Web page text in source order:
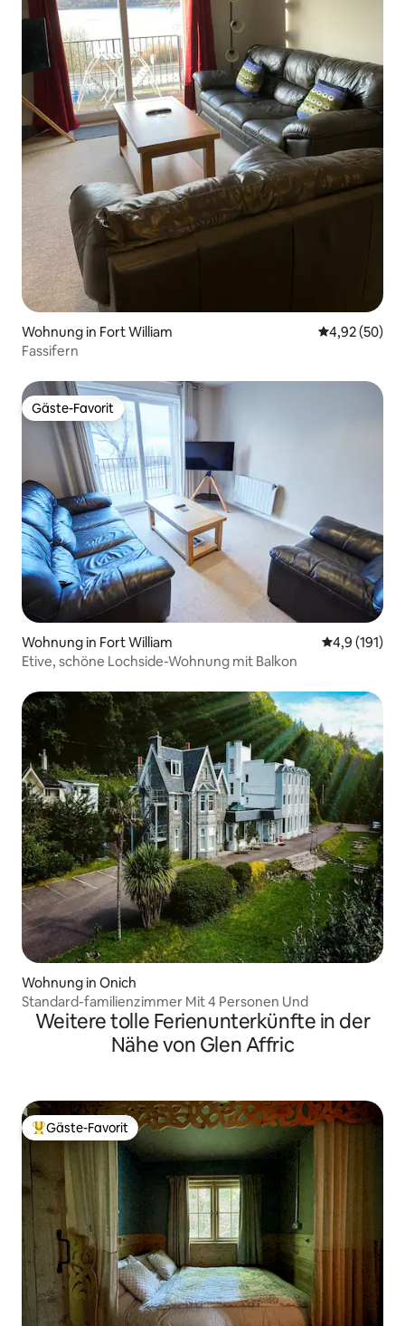
Wohnung in Fort William
4,92 (50)
Fassifern
Gäste-Favorit
Gäste-Favorit
Wohnung in Fort William
4,9 (191)
Etive, schöne Lochside-Wohnung mit Balkon
Wohnung in Onich
Standard-familienzimmer Mit 4 Personen Und
Weitere tolle Ferienunterkünfte in der
Nähe von Glen Affric
Beliebter Gäste-Favorit.
Gäste-Favorit